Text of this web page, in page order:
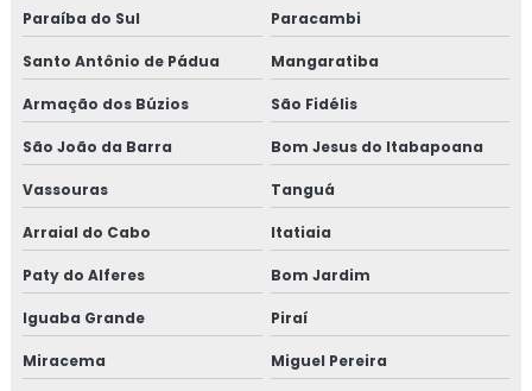
Paraíba do Sul Paracambi
Santo Antônio de Pádua Mangaratiba
Armação dos Búzios São Fidélis
São João da Barra Bom Jesus do Itabapoana
Vassouras Tanguá
Arraial do Cabo Itatiaia
Paty do Alferes Bom Jardim
Iguaba Grande Piraí
Miracema Miguel Pereira